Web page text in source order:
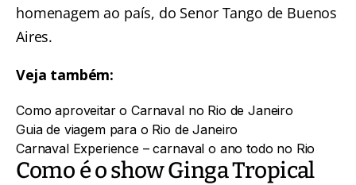
homenagem ao país, do Senor Tango de Buenos
Aires.
Veja também:
Como aproveitar o Carnaval no Rio de Janeiro
Guia de viagem para o Rio de Janeiro
Carnaval Experience – carnaval o ano todo no Rio
Como é o show Ginga Tropical